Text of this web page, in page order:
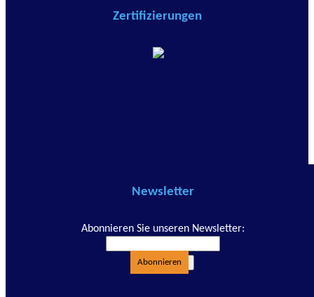
Zertifizierungen
Newsletter
Abonnieren Sie unseren Newsletter:
Abonnieren